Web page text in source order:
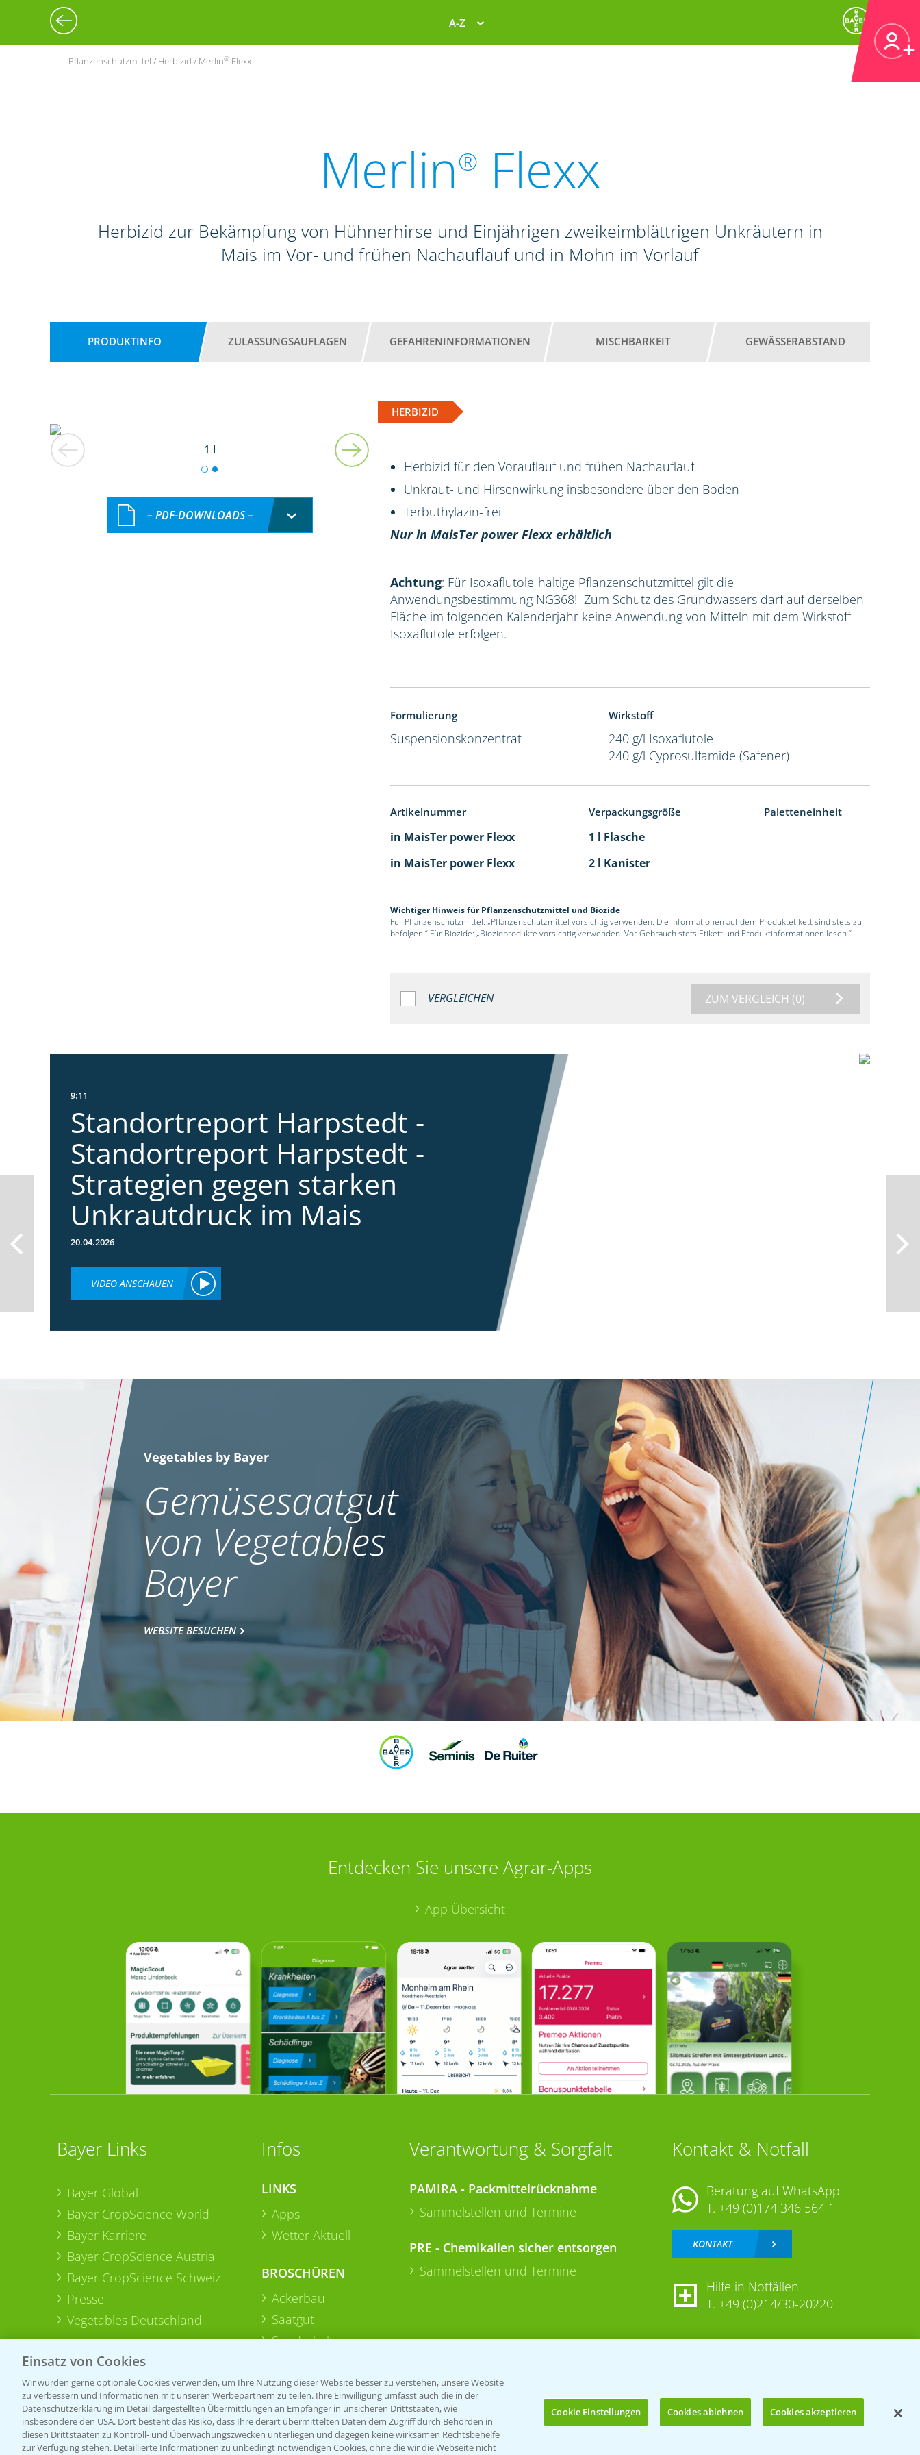
A-Z
Pflanzenschutzmittel / Herbizid / Merlin® Flexx
Merlin® Flexx
Herbizid zur Bekämpfung von Hühnerhirse und Einjährigen zweikeimblättrigen Unkräutern in
Mais im Vor- und frühen Nachauflauf und in Mohn im Vorlauf
PRODUKTINFO ZULASSUNGSAUFLAGEN GEFAHRENINFORMATIONEN MISCHBARKEIT GEWÄSSERABSTAND
HERBIZID
1 l
– PDF-DOWNLOADS –
Herbizid für den Vorauflauf und frühen Nachauflauf
Unkraut- und Hirsenwirkung insbesondere über den Boden
Terbuthylazin-frei
Nur in MaisTer power Flexx erhältlich
Achtung: Für Isoxaflutole-haltige Pflanzenschutzmittel gilt die
Anwendungsbestimmung NG368! Zum Schutz des Grundwassers darf auf derselben
Fläche im folgenden Kalenderjahr keine Anwendung von Mitteln mit dem Wirkstoff
Isoxaflutole erfolgen.
Formulierung
Suspensionskonzentrat
Wirkstoff
240 g/l Isoxaflutole
240 g/l Cyprosulfamide (Safener)
Artikelnummer Verpackungsgröße Paletteneinheit
in MaisTer power Flexx
1 l Flasche
in MaisTer power Flexx
2 l Kanister
Wichtiger Hinweis für Pflanzenschutzmittel und Biozide
Für Pflanzenschutzmittel: „Pflanzenschutzmittel vorsichtig verwenden. Die Informationen auf dem Produktetikett sind stets zu
befolgen.“ Für Biozide: „Biozidprodukte vorsichtig verwenden. Vor Gebrauch stets Etikett und Produktinformationen lesen.“
VERGLEICHEN ZUM VERGLEICH (0)
9:11
Standortreport Harpstedt -
Standortreport Harpstedt -
Strategien gegen starken
Unkrautdruck im Mais
20.04.2026
VIDEO ANSCHAUEN
Vegetables by Bayer
Gemüsesaatgut
von Vegetables
Bayer
WEBSITE BESUCHEN
Entdecken Sie unsere Agrar-Apps
App Übersicht
Bayer Links
Bayer Global
Bayer CropScience World
Bayer Karriere
Bayer CropScience Austria
Bayer CropScience Schweiz
Presse
Vegetables Deutschland
Infos
LINKS
Apps
Wetter Aktuell
BROSCHÜREN
Ackerbau
Saatgut
Sonderkulturen
Verantwortung & Sorgfalt
PAMIRA - Packmittelrücknahme
Sammelstellen und Termine
PRE - Chemikalien sicher entsorgen
Sammelstellen und Termine
Kontakt & Notfall
Beratung auf WhatsApp
T. +49 (0)174 346 564 1
KONTAKT
Hilfe in Notfällen
T. +49 (0)214/30-20220
Einsatz von Cookies
Wir würden gerne optionale Cookies verwenden, um Ihre Nutzung dieser Website besser zu verstehen, unsere Website
zu verbessern und Informationen mit unseren Werbepartnern zu teilen. Ihre Einwilligung umfasst auch die in der
Datenschutzerklärung im Detail dargestellten Übermittlungen an Empfänger in unsicheren Drittstaaten, wie
insbesondere den USA. Dort besteht das Risiko, dass Ihre derart übermittelten Daten dem Zugriff durch Behörden in
diesen Drittstaaten zu Kontroll- und Überwachungszwecken unterliegen und dagegen keine wirksamen Rechtsbehelfe
zur Verfügung stehen. Detaillierte Informationen zu unbedingt notwendigen Cookies, ohne die wir die Webseite nicht
Cookie Einstellungen Cookies ablehnen Cookies akzeptieren